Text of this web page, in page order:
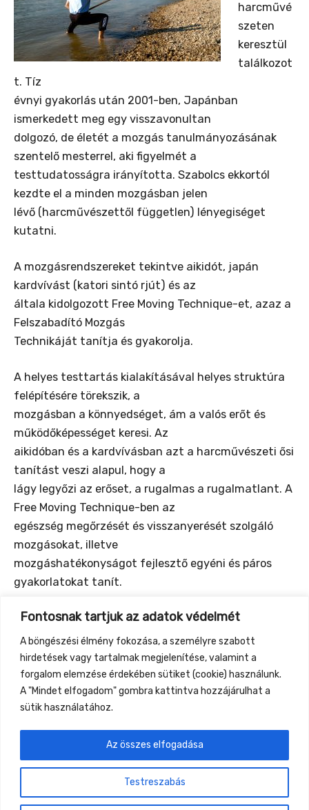
Fontosnak tartjuk az adatok védelmét
A böngészési élmény fokozása, a személyre szabott
hirdetések vagy tartalmak megjelenítése, valamint a
forgalom elemzése érdekében sütiket (cookie) használunk.
A "Mindet elfogadom" gombra kattintva hozzájárulhat a
sütik használatához.
Testreszabás
Az összes elfogadása
harcművé
szeten
keresztül
találkozot
t. Tíz
évnyi gyakorlás után 2001-ben, Japánban
ismerkedett meg egy visszavonultan
dolgozó, de életét a mozgás tanulmányozásának
szentelő mesterrel, aki figyelmét a
testtudatosságra irányította. Szabolcs ekkortól
kezdte el a minden mozgásban jelen
lévő (harcművészettől független) lényegiséget
kutatni.
A mozgásrendszereket tekintve aikidót, japán
kardvívást (katori sintó rjút) és az
általa kidolgozott Free Moving Technique-et, azaz a
Felszabadító Mozgás
Technikáját tanítja és gyakorolja.
A helyes testtartás kialakításával helyes struktúra
felépítésére törekszik, a
mozgásban a könnyedséget, ám a valós erőt és
működőképességet keresi. Az
aikidóban és a kardvívásban azt a harcművészeti ősi
tanítást veszi alapul, hogy a
lágy legyőzi az erőset, a rugalmas a rugalmatlant. A
Free Moving Technique-ben az
egészség megőrzését és visszanyerését szolgáló
mozgásokat, illetve
mozgáshatékonyságot fejlesztő egyéni és páros
gyakorlatokat tanít.
Mozgásrendszerei ismerkedés szintjén is izgalmasak,
játékosak, hasznosak.
Bővebben: keiko.hu és freemovingtechnique.hu
Previous Event
Gyüttment Találkozó, 2026. augusztus 27-30.,
Csobánkapuszta